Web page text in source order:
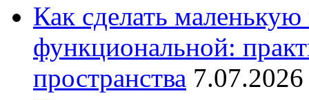
Как сделать
функциональной:
пространства